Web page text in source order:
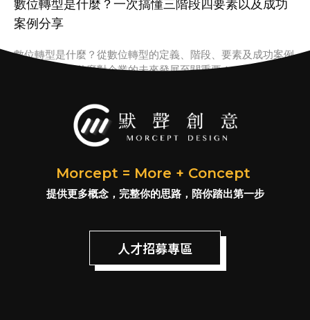
數位轉型是什麼？一次搞懂三階段四要素以及成功
案例分享
數位轉型是什麼？從數位轉型的定義、階段、要素及成功案例
看數位轉型為什麼對企業的未來發展至關重要！
Morcept = More + Concept
提供更多概念，完整你的思路，陪你踏出第一步
人才招募專區